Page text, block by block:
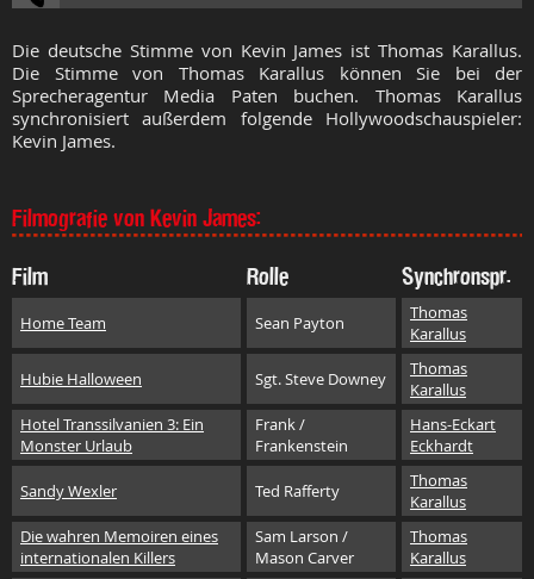
Die deutsche Stimme von Kevin James ist Thomas Karallus.
Die Stimme von Thomas Karallus können Sie bei der
Sprecheragentur Media Paten buchen. Thomas Karallus
synchronisiert außerdem folgende Hollywoodschauspieler:
Kevin James.
Filmografie von Kevin James:
Film
Rolle Synchronspr.
Home Team Sean Payton
Thomas
Karallus
Hubie Halloween Sgt. Steve Downey
Thomas
Karallus
Hotel Transsilvanien 3: Ein
Monster Urlaub
Frank /
Frankenstein
Hans-Eckart
Eckhardt
Sandy Wexler Ted Rafferty
Thomas
Karallus
Die wahren Memoiren eines
internationalen Killers
Sam Larson /
Mason Carver
Thomas
Karallus